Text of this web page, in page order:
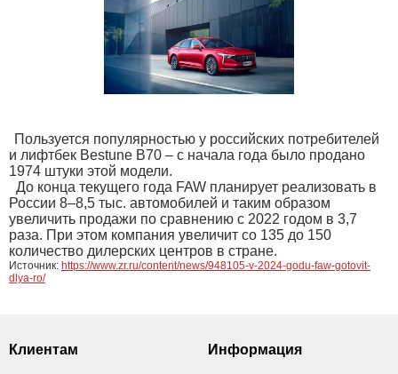
Пользуется популярностью у российских потребителей
и лифтбек Bestune B70 – с начала года было продано
1974 штуки этой модели.
До конца текущего года FAW планирует реализовать в
России 8–8,5 тыс. автомобилей и таким образом
увеличить продажи по сравнению с 2022 годом в 3,7
раза. При этом компания увеличит со 135 до 150
количество дилерских центров в стране.
Источник: https://www.zr.ru/content/news/948105-v-2024-godu-faw-gotovit-
dlya-ro/
Клиентам Информация